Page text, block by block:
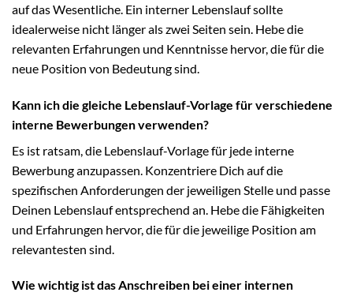
auf das Wesentliche. Ein interner Lebenslauf sollte
idealerweise nicht länger als zwei Seiten sein. Hebe die
relevanten Erfahrungen und Kenntnisse hervor, die für die
neue Position von Bedeutung sind.
Kann ich die gleiche Lebenslauf-Vorlage für verschiedene
interne Bewerbungen verwenden?
Es ist ratsam, die Lebenslauf-Vorlage für jede interne
Bewerbung anzupassen. Konzentriere Dich auf die
spezifischen Anforderungen der jeweiligen Stelle und passe
Deinen Lebenslauf entsprechend an. Hebe die Fähigkeiten
und Erfahrungen hervor, die für die jeweilige Position am
relevantesten sind.
Wie wichtig ist das Anschreiben bei einer internen